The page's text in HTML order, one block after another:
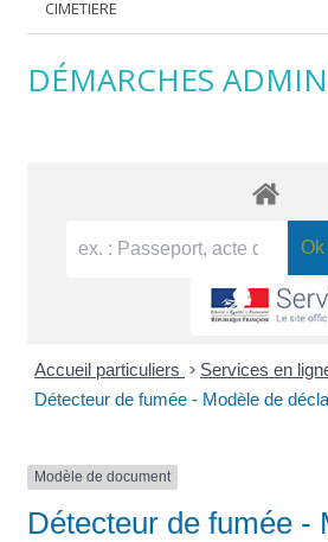
CIMETIERE
DÉMARCHES
Accueil particuliers > Services en
Détecteur de fumée - Modèle de
Modèle de document
Détecteur de fumée -